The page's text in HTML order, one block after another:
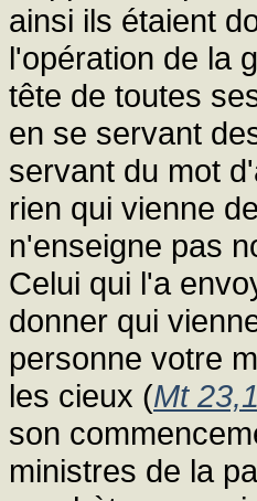
ainsi ils étaient
l'opération de la
tête de toutes
en se servant
servant du mot
rien qui vienne
n'enseigne pas
Celui qui l'a
donner qui
personne votre
les cieux (Mt
son
ministres de la